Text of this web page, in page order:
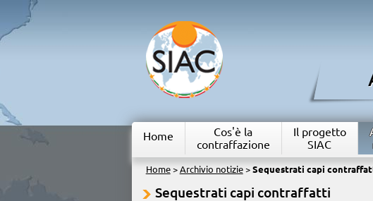
Home
Cos'è la
contraffazione
Il progetto
SIAC
Home> Archivio notizie> Sequestrati capi
Sequestrati capi contraffatti